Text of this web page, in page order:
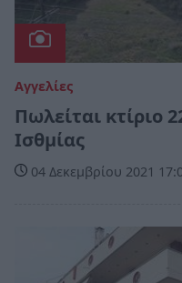
Αγγελίες
Πωλείται κτίριο
Ισθμίας
04 Δεκεμβρίου 2021